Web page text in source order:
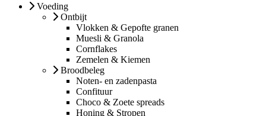
Voeding
Ontbijt
Vlokken & Gepofte granen
Muesli & Granola
Cornflakes
Zemelen & Kiemen
Broodbeleg
Noten- en zadenpasta
Confituur
Choco & Zoete spreads
Honing & Stropen